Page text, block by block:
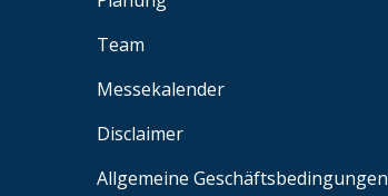
Team
Messekalender
Disclaimer
Allgemeine Geschäftsbedingungen